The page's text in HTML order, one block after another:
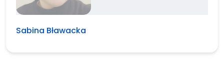
Sabina Bławacka